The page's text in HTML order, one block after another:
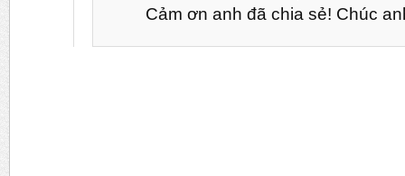
Cảm ơn anh đã chia sẻ! Chúc